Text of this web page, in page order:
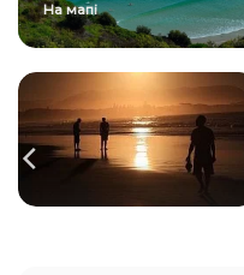
На мапі